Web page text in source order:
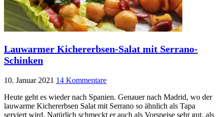
Lauwarmer Kichererbsen-Salat mit Serrano-
Schinken
10. Januar 2021 14 Kommentare
Heute geht es wieder nach Spanien. Genauer nach Madrid, wo der
lauwarme Kichererbsen Salat mit Serrano so ähnlich als Tapa
serviert wird. Natürlich schmeckt er auch als Vorspeise sehr gut, als